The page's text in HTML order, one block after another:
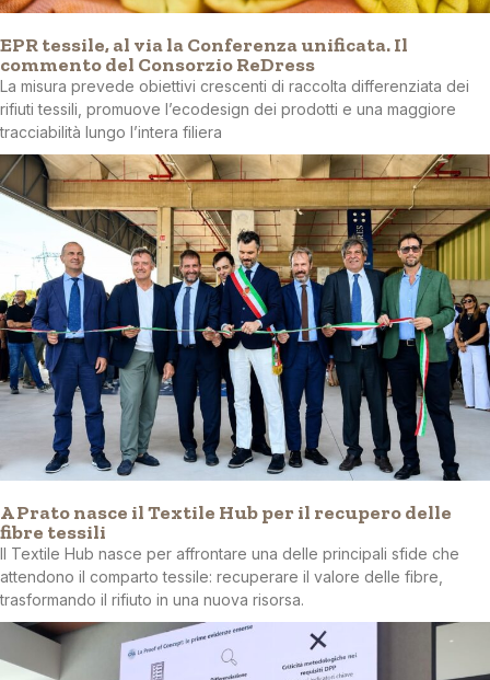
EPR tessile, al via la Conferenza unificata. Il
commento del Consorzio ReDress
La misura prevede obiettivi crescenti di raccolta differenziata dei
rifiuti tessili, promuove l’ecodesign dei prodotti e una maggiore
tracciabilità lungo l’intera filiera
A Prato nasce il Textile Hub per il recupero delle
fibre tessili
Il Textile Hub nasce per affrontare una delle principali sfide che
attendono il comparto tessile: recuperare il valore delle fibre,
trasformando il rifiuto in una nuova risorsa.